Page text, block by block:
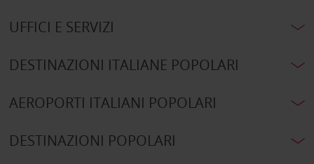
UFFICI E SERVIZI
DESTINAZIONI ITALIANE POPOLARI
AEROPORTI ITALIANI POPOLARI
DESTINAZIONI POPOLARI